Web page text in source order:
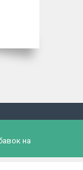
на